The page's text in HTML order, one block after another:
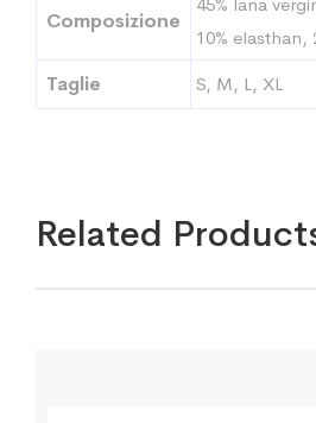
Composizione
10% elasthan,
Taglie S, M, L, XL
Related